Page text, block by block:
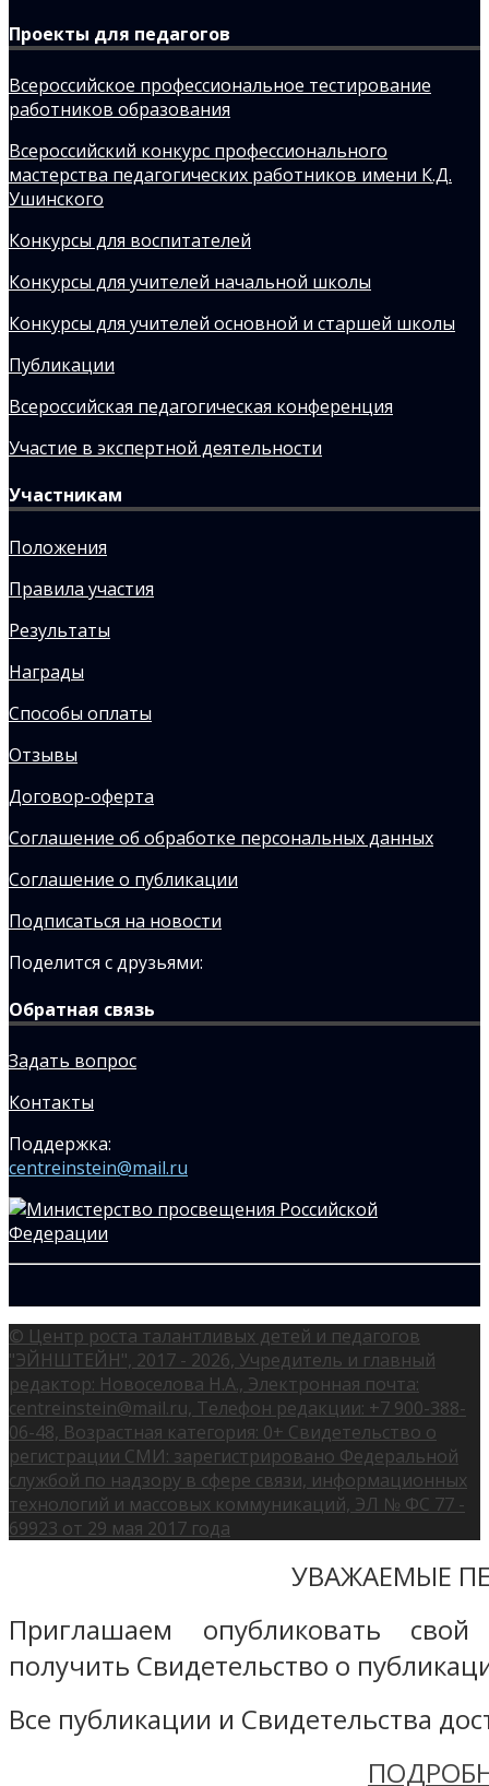
Проекты для педагогов
Всероссийское профессиональное тестирование
работников образования
Всероссийский конкурс профессионального
мастерства педагогических работников имени К.Д.
Ушинского
Конкурсы для воспитателей
Конкурсы для учителей начальной школы
Конкурсы для учителей основной и старшей школы
Публикации
Всероссийская педагогическая конференция
Участие в экспертной деятельности
Участникам
Положения
Правила участия
Результаты
Награды
Способы оплаты
Отзывы
Договор-оферта
Соглашение об обработке персональных данных
Соглашение о публикации
Подписаться на новости
Поделится с друзьями:
Обратная связь
Задать вопрос
Контакты
Поддержка:
centreinstein@mail.ru
© Центр роста талантливых детей и педагогов
"ЭЙНШТЕЙН", 2017 - 2026, Учредитель и главный
редактор: Новоселова Н.А., Электронная почта:
centreinstein@mail.ru, Телефон редакции: +7 900-388-
06-48, Возрастная категория: 0+ Свидетельство о
регистрации СМИ: зарегистрировано Федеральной
службой по надзору в сфере связи, информационных
технологий и массовых коммуникаций, ЭЛ № ФС 77 -
69923 от 29 мая 2017 года
УВАЖАЕМЫЕ
Приглашаем опубликовать
получить Свидетельство о
Все публикации и Свидетельства